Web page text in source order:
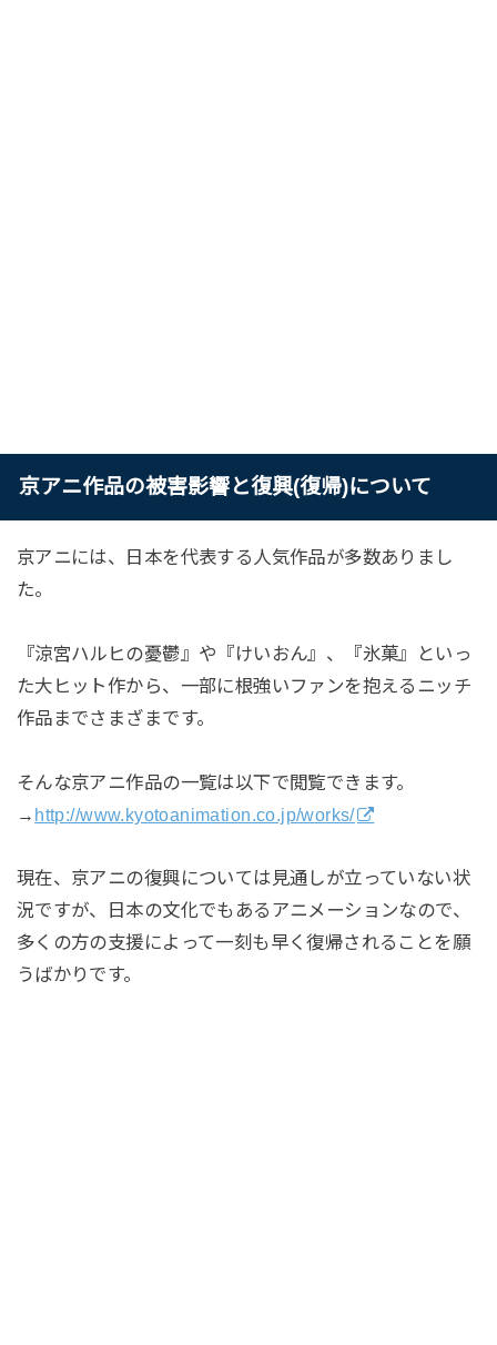
京アニ作品の被害影響と復興(復帰)について
京アニには、日本を代表する人気作品が多数ありまし
た。
『涼宮ハルヒの憂鬱』や『けいおん』、『氷菓』といっ
た大ヒット作から、一部に根強いファンを抱えるニッチ
作品までさまざまです。
そんな京アニ作品の一覧は以下で閲覧できます。
→ http://www.kyotoanimation.co.jp/works/
現在、京アニの復興については見通しが立っていない状
況ですが、日本の文化でもあるアニメーションなので、
多くの方の支援によって一刻も早く復帰されることを願
うばかりです。